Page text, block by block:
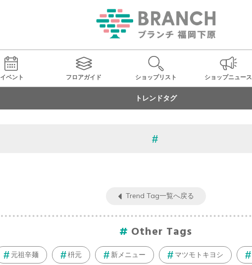
イベント フロアガイド ショップリスト ショップニュース
トレンドタグ
Trend Tag一覧へ戻る
Other Tags
元祖辛麺 枡元 新メニュー マツモトキヨシ